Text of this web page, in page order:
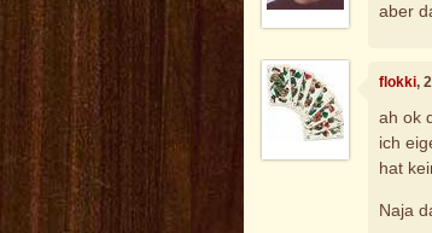
aber
flokki,
ah ok
ich
hat
Naja